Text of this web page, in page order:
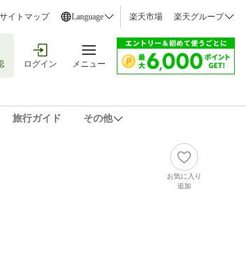
サイトマップ Language 楽天市場 楽天グループ
ログイン メニュー
旅行ガイド その他
お気に入り
追加